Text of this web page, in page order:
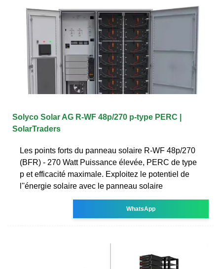
Solyco Solar AG R-WF 48p/270 p-type PERC |
SolarTraders
Les points forts du panneau solaire R-WF 48p/270
(BFR) - 270 Watt Puissance élevée, PERC de type
p et efficacité maximale. Exploitez le potentiel de
l''énergie solaire avec le panneau solaire
WhatsApp